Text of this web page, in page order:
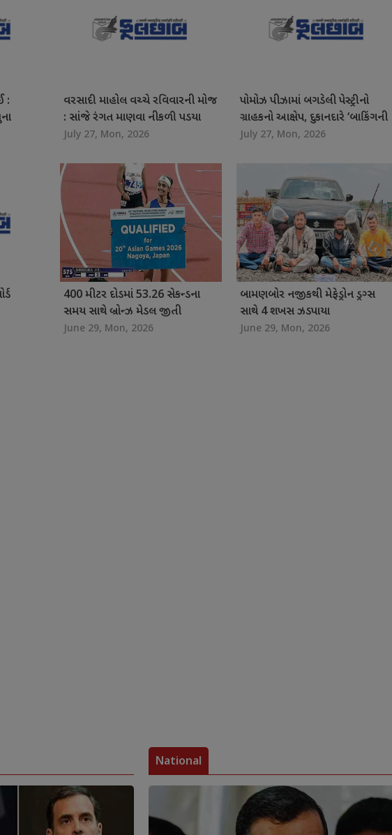
:
વરસાદી માહોલ વચ્ચે રવિવારની મોજ
: સાંજે રંગત માણવા નીકળી પડયા
રંગીલા શહેરના નગરજનો
July 27, Mon, 2026
પોમોઝ પીઝામાં બગડેલી પેસ્ટ્રીનો
ગ્રાહકનો આક્ષેપ, દુકાનદારે ‘બાકિંગની
ખામી’ ગણાવી
July 27, Mon, 2026
400 મીટર દોડમાં 53.26 સેકન્ડના
સમય સાથે બ્રોન્ઝ મેડલ જીતી
June 29, Mon, 2026
બામણબોર નજીકથી મેફેડ્રોન ડ્રગ્સ
સાથે 4 શખસ ઝડપાયા
June 29, Mon, 2026
National